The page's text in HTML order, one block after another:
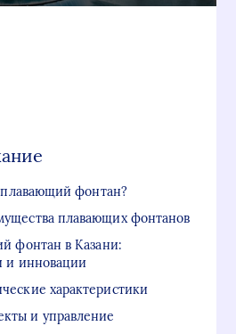
фонтан?
плавающих фонтанов
фонтан в Казани:
и инновации
характеристики
и управление